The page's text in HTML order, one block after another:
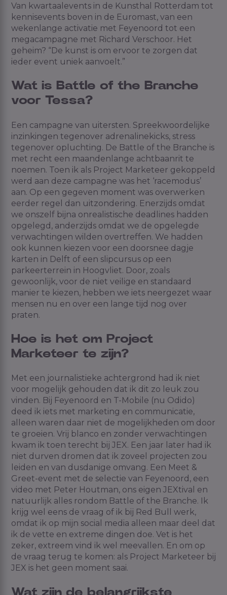
Van kwartaalevents in de Kunsthal Rotterdam tot
kennisevents boven in de Euromast, van een
wekenlange activatie met Feyenoord tot een
megacampagne met Richard Verschoor. Het
geheim? “De kunst is om ervoor te zorgen dat
ieder event uniek aanvoelt.”
Wat is Battle of the Branche
voor Tessa?
Een campagne van uitersten. Spreekwoordelijke
inzinkingen tegenover adrenalinekicks, stress
tegenover opluchting. De Battle of the Branche is
met recht een maandenlange achtbaanrit te
noemen. Toen ik als Project Marketeer gekoppeld
werd aan deze campagne was het ‘racemodus’
aan. Op een gegeven moment was overwerken
eerder regel dan uitzondering. Enerzijds omdat
we onszelf bijna onrealistische deadlines hadden
opgelegd, anderzijds omdat we de opgelegde
verwachtingen wilden overtreffen. We hadden
ook kunnen kiezen voor een doorsnee dagje
karten in Delft of een slipcursus op een
parkeerterrein in Hoogvliet. Door, zoals
gewoonlijk, voor de niet veilige en standaard
manier te kiezen, hebben we iets neergezet waar
mensen nu en over een lange tijd nog over
praten.
Hoe is het om Project
Marketeer te zijn?
Met een journalistieke achtergrond had ik niet
voor mogelijk gehouden dat ik dit zo leuk zou
vinden. Bij Feyenoord en T-Mobile (nu Odido)
deed ik iets met marketing en communicatie,
alleen waren daar niet de mogelijkheden om door
te groeien. Vrij blanco en zonder verwachtingen
kwam ik toen terecht bij JEX. Een jaar later had ik
niet durven dromen dat ik zoveel projecten zou
leiden en van dusdanige omvang. Een Meet &
Greet-event met de selectie van Feyenoord, een
video met Peter Houtman, ons eigen JEXtival en
natuurlijk alles rondom Battle of the Branche. Ik
krijg wel eens de vraag of ik bij Red Bull werk,
omdat ik op mijn social media alleen maar deel dat
ik de vette en extreme dingen doe. Vet is het
zeker, extreem vind ik wel meevallen. En om op
de vraag terug te komen: als Project Marketeer bij
JEX is het geen moment saai.
Wat zijn de belangrijkste